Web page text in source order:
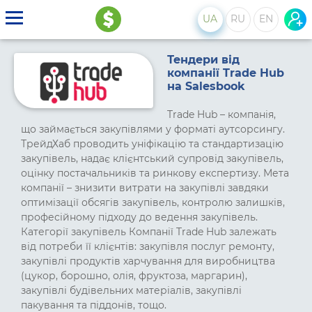
UA RU EN
Тендери від
компанії Trade Hub
на Salesbook
Trade Hub – компанія,
що займається закупівлями у форматі аутсорсингу.
ТрейдХаб проводить уніфікацію та стандартизацію
закупівель, надає клієнтський супровід закупівель,
оцінку постачальників та ринкову експертизу. Мета
компанії – знизити витрати на закупівлі завдяки
оптимізації обсягів закупівель, контролю залишків,
професійному підходу до ведення закупівель.
Категорії закупівель Компанії Trade Hub залежать
від потреби її клієнтів: закупівля послуг ремонту,
закупівлі продуктів харчування для виробництва
(цукор, борошно, олія, фруктоза, маргарин),
закупівлі будівельних матеріалів, закупівлі
пакування та піддонів, тощо.